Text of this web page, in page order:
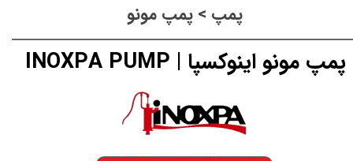
پمپ > پمپ مونو
پمپ مونو اینوکسپا | INOXPA PUMP